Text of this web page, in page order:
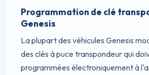
Programmation de clé
Genesis
La plupart des véhicules Genesis
des clés à puce transpondeur qui
programmées électroniquement à